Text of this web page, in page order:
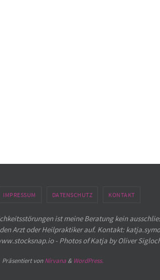
IMPRESSUM DATENSCHUTZ KONTAKT
ist meine Beratung kein
Arzt oder Heilpraktiker auf. Kontakt:
- Photos of Katja by Oliver
Präsentiert von Nirvana & WordPress.